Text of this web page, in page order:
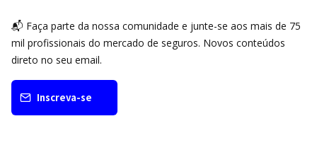
📬 Faça parte da nossa comunidade e junte-se aos mais de 75
mil profissionais do mercado de seguros. Novos conteúdos
direto no seu email.
Inscreva-se